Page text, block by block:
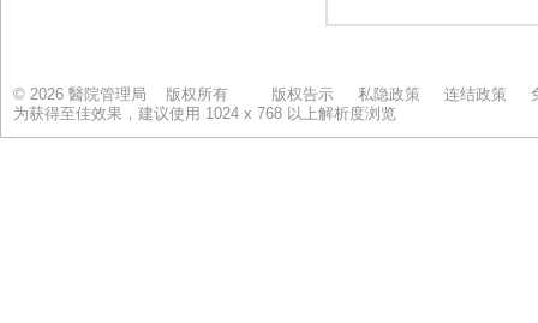
© 2026 醫院管理局 版权所有 版权告示 私隐政策 连结政策
为获得至佳效果，建议使用 1024 x 768 以上解析度浏览